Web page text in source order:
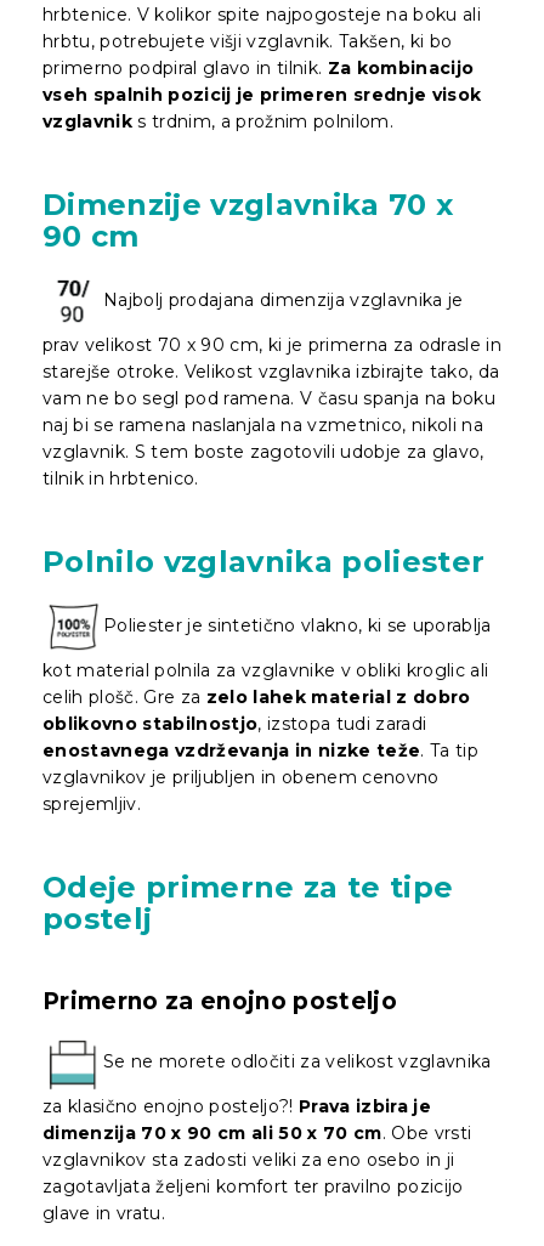
hrbtenice. V kolikor spite najpogosteje na boku ali
hrbtu, potrebujete višji vzglavnik. Takšen, ki bo
primerno podpiral glavo in tilnik. Za kombinacijo
vseh spalnih pozicij je primeren srednje visok
vzglavnik s trdnim, a prožnim polnilom.
Dimenzije vzglavnika 70 x
90 cm
Najbolj prodajana dimenzija vzglavnika je
prav velikost 70 x 90 cm, ki je primerna za odrasle in
starejše otroke. Velikost vzglavnika izbirajte tako, da
vam ne bo segl pod ramena. V času spanja na boku
naj bi se ramena naslanjala na vzmetnico, nikoli na
vzglavnik. S tem boste zagotovili udobje za glavo,
tilnik in hrbtenico.
Polnilo vzglavnika poliester
Poliester je sintetično vlakno, ki se uporablja
kot material polnila za vzglavnike v obliki kroglic ali
celih plošč. Gre za zelo lahek material z dobro
oblikovno stabilnostjo, izstopa tudi zaradi
enostavnega vzdrževanja in nizke teže. Ta tip
vzglavnikov je priljubljen in obenem cenovno
sprejemljiv.
Odeje primerne za te tipe
postelj
Primerno za enojno posteljo
Se ne morete odločiti za velikost vzglavnika
za klasično enojno posteljo?! Prava izbira je
dimenzija 70 x 90 cm ali 50 x 70 cm. Obe vrsti
vzglavnikov sta zadosti veliki za eno osebo in ji
zagotavljata željeni komfort ter pravilno pozicijo
glave in vratu.